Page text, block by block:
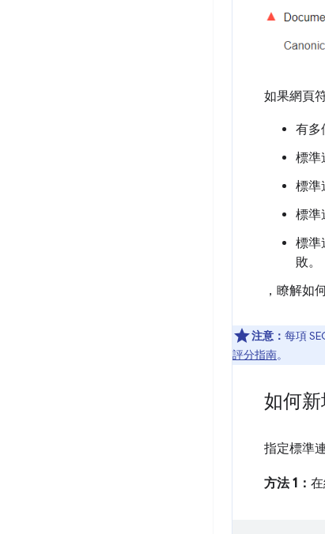
如果網頁
有多
標準
標準
標準
標準
敗。
，瞭解如
注意： 每項
評分指南。
如何
指定標準
方法 1：